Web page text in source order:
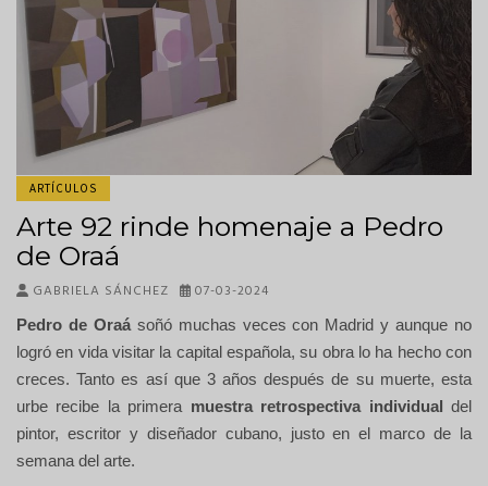
ARTÍCULOS
Arte 92 rinde homenaje a Pedro
de Oraá
GABRIELA SÁNCHEZ 07-03-2024
Pedro de Oraásoñó muchas veces con Madrid y aunque no
logró en vida visitar la capital española, su obra lo ha hecho con
creces. Tanto es así que 3 años después de su muerte, esta
urbe recibe la primera muestra retrospectiva individual
del
pintor, escritor y diseñador cubano, justo en el marco de la
semana del arte.